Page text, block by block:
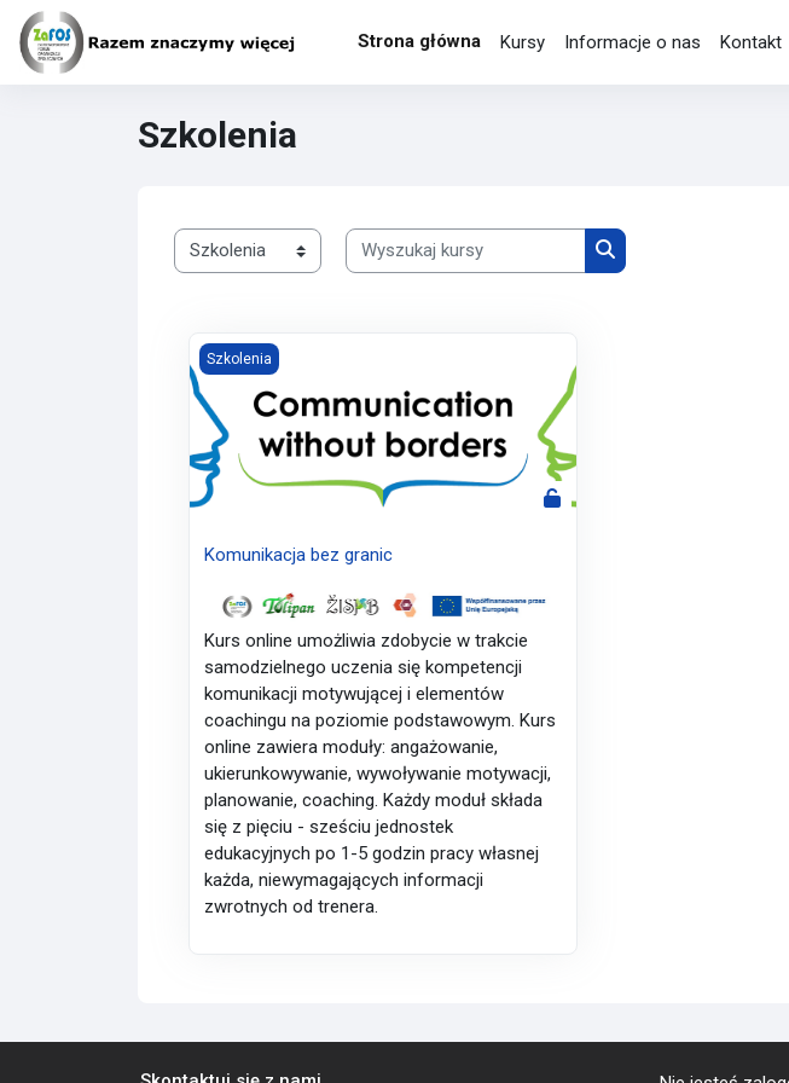
Przejdź do głównej zawartości
Strona główna
Kursy Informacje o nas Kontakt
Szkolenia
Kategorie kursów
Wyszukaj kursy
Wyszukaj kursy
Komunikacja bez granic
Szkolenia
Komunikacja bez granic
Kurs online umożliwia zdobycie w trakcie
samodzielnego uczenia się kompetencji
komunikacji motywującej i elementów
coachingu na poziomie podstawowym. Kurs
online zawiera moduły: angażowanie,
ukierunkowywanie, wywoływanie motywacji,
planowanie, coaching. Każdy moduł składa
się z pięciu - sześciu jednostek
edukacyjnych po 1-5 godzin pracy własnej
każda, niewymagających informacji
zwrotnych od trenera.